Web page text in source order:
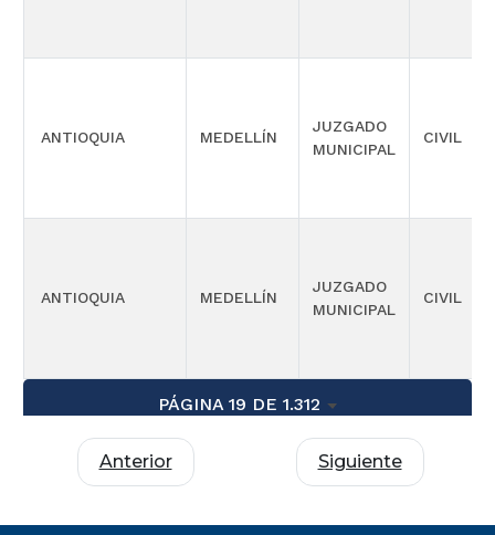
ANTIOQUIA MEDELLÍN
JUZGADO
MUNICIPAL
CIVIL
ANTIOQUIA MEDELLÍN
JUZGADO
MUNICIPAL
CIVIL
PÁGINA 19 DE 1.312
Anterior Siguiente